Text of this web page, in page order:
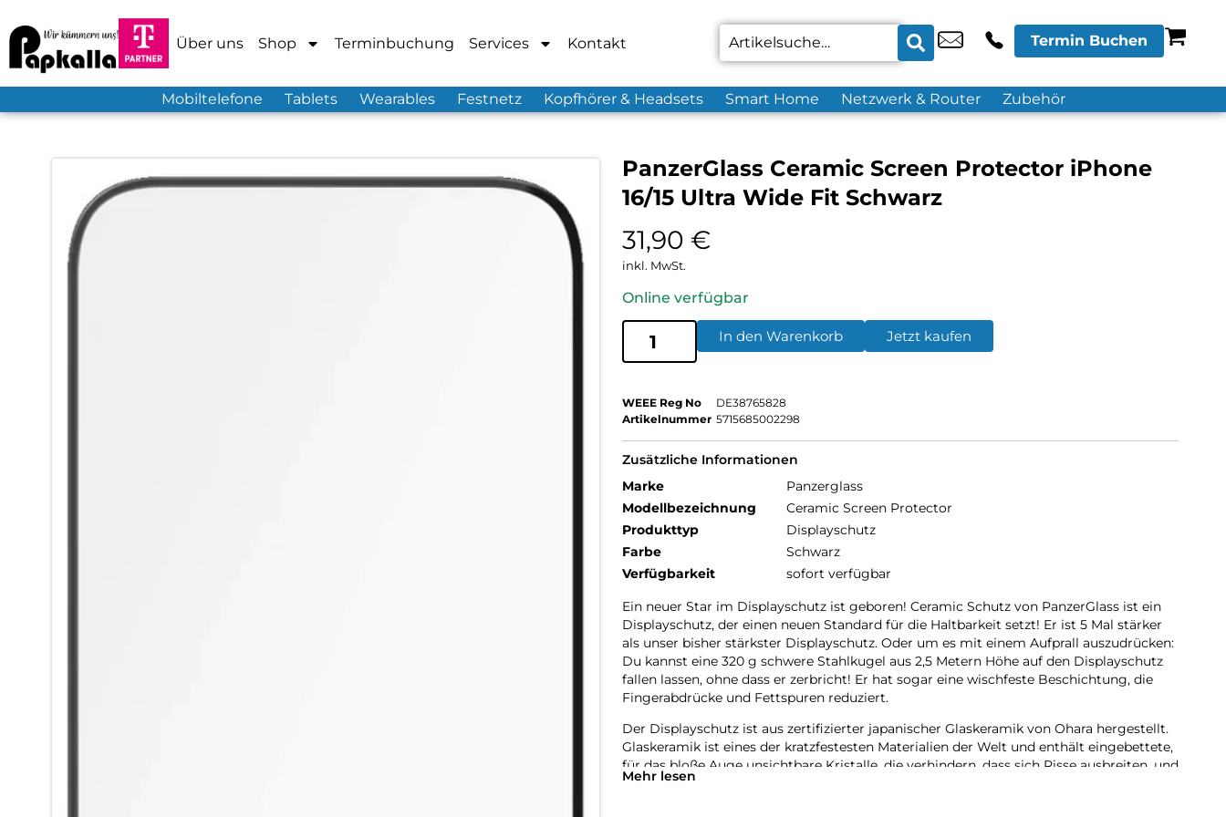
Über uns Shop Terminbuchung Services Kontakt Termin Buchen
Mobiltelefone Tablets Wearables Festnetz Kopfhörer & Headsets Smart Home Netzwerk & Router Zubehör
PanzerGlass Ceramic Screen Protector iPhone
16/15 Ultra Wide Fit Schwarz
31,90 €
inkl. MwSt.
Online verfügbar
In den Warenkorb Jetzt kaufen
WEEE Reg No
DE38765828
Artikelnummer 5715685002298
Zusätzliche Informationen
Marke
Panzerglass
Modellbezeichnung
Ceramic Screen Protector
Produkttyp
Displayschutz
Farbe
Schwarz
Verfügbarkeit
sofort verfügbar
Ein neuer Star im Displayschutz ist geboren! Ceramic Schutz von PanzerGlass ist ein
Displayschutz, der einen neuen Standard für die Haltbarkeit setzt! Er ist 5 Mal stärker
als unser bisher stärkster Displayschutz. Oder um es mit einem Aufprall auszudrücken:
Du kannst eine 320 g schwere Stahlkugel aus 2,5 Metern Höhe auf den Displayschutz
fallen lassen, ohne dass er zerbricht! Er hat sogar eine wischfeste Beschichtung, die
Fingerabdrücke und Fettspuren reduziert.
Der Displayschutz ist aus zertifizierter japanischer Glaskeramik von Ohara hergestellt.
Glaskeramik ist eines der kratzfestesten Materialien der Welt und enthält eingebettete,
für das bloße Auge unsichtbare Kristalle, die verhindern, dass sich Risse ausbreiten, und
die eine Festigkeit ermöglichen, die mit herkömmlichem Glas nicht erreicht werden
Mehr lesen